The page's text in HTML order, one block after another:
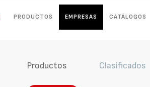
PRODUCTOS EMPRESAS CATÁLOGOS
Productos Clasificados